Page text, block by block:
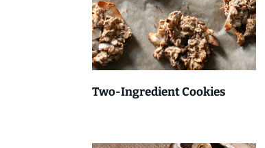
Two-Ingredient Cookies